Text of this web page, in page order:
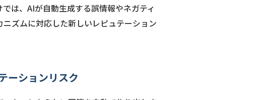
は、AIが自動生成する誤情報やネガティ
ズムに対応した新しいレピュテーション
ーションリスク